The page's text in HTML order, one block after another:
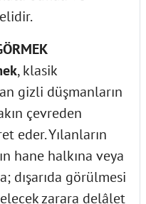
, klasik
gizli düşmanların
çevreden
eder. Yılanların
hane halkına veya
dışarıda görülmesi
zarara delâlet